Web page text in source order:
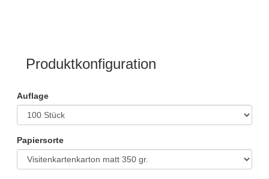
Produktkonfiguration
Auflage
Papiersorte